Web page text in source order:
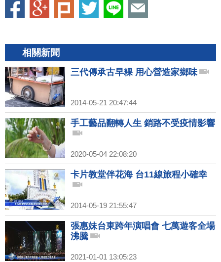
相關新聞
三代傳承古早粿 用心營造家鄉味
2014-05-21 20:47:44
手工藝品翻轉人生 銷路不受疫情影響
2020-05-04 22:08:20
卡片教堂伴花海 台11線旅程小確幸
2014-05-19 21:55:47
張惠妹台東跨年演唱會 七萬遊客全場
沸騰
2021-01-01 13:05:23